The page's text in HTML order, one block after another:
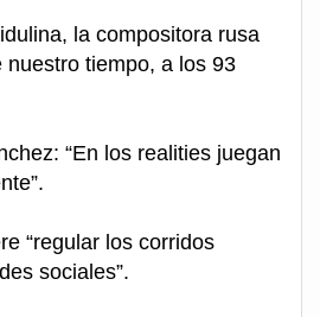
la compositora rusa
nuestro tiempo, a los 93
“En los realities juegan
“regular los corridos
sociales”.